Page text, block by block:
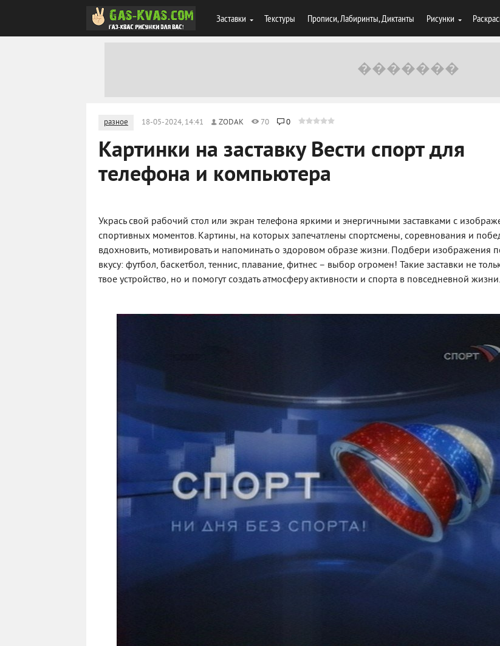
Заставки Текстуры Прописи, Лабиринты, Диктанты Рисунки
разное 18-05-2024, 14:41 ZODAK 70 0
Картинки на заставку Вести спорт для
телефона и компьютера
Укрась свой рабочий стол или экран телефона яркими и энергичными заставками с
спортивных моментов. Картины, на которых запечатлены спортсмены, соревнования и
вдохновить, мотивировать и напоминать о здоровом образе жизни. Подбери изображения
вкусу: футбол, баскетбол, теннис, плавание, фитнес – выбор огромен! Такие заставки не
твое устройство, но и помогут создать атмосферу активности и спорта в повседневной жизни.